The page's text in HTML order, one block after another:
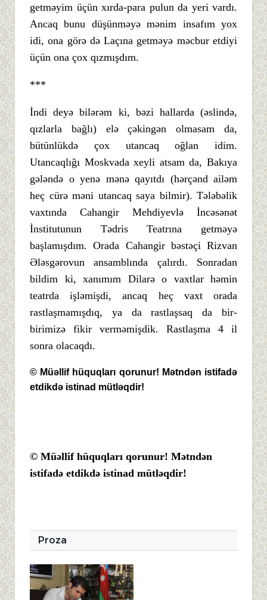
getməyim üçün xırda-para pulun da yeri vardı.
Ancaq bunu düşünməyə mənim insafım yox
idi, ona görə də Laçına getməyə məcbur etdiyi
üçün ona çox qızmışdım.
***
İndi deyə bilərəm ki, bəzi hallarda (əslində,
qızlarla bağlı) elə çəkingən olmasam da,
bütünlükdə çox utancaq oğlan idim.
Utancaqlığı Moskvada xeyli atsam da, Bakıya
gələndə o yenə mənə qayıtdı (hərçənd ailəm
heç cürə məni utancaq saya bilmir). Tələbəlik
vaxtında Cahangir Mehdiyevlə İncəsənət
İnstitutunun Tədris Teatrına getməyə
başlamışdım. Orada Cahangir bəstəçi Rizvan
Ələsgərovun ansamblında çalırdı. Sonradan
bildim ki, xanımım Dilarə o vaxtlar həmin
teatrda işləmişdi, ancaq heç vaxt orada
rastlaşmamışdıq, ya da rastlaşsaq da bir-
birimizə fikir verməmişdik. Rastlaşma 4 il
sonra olacaqdı.
© Müəllif hüquqları qorunur! Mətndən istifadə
etdikdə istinad mütləqdir!
© Müəllif hüquqları qorunur! Mətndən
istifadə etdikdə istinad mütləqdir!
Proza